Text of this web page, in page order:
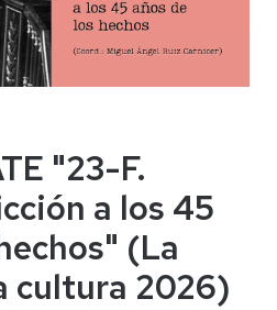
"23-F.
a los 45
(La
cultura 2026)